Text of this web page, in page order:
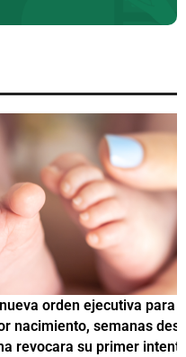
para restringir la
después de que la
intento